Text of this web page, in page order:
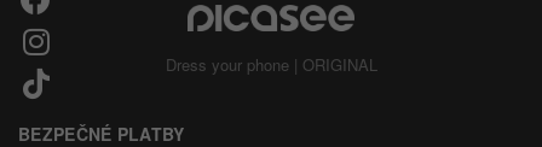
Dress your phone | ORIGINAL
BEZPEČNÉ PLATBY